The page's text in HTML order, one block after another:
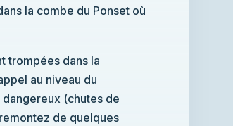
la combe du Ponset où
trompées dans la
au niveau du
(chutes de
de quelques